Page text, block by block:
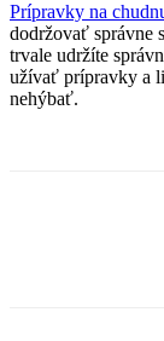
Prípravky na
dodržovať správne
trvale udržíte
užívať prípravky a
nehýbať.